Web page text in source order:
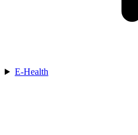
E-Health